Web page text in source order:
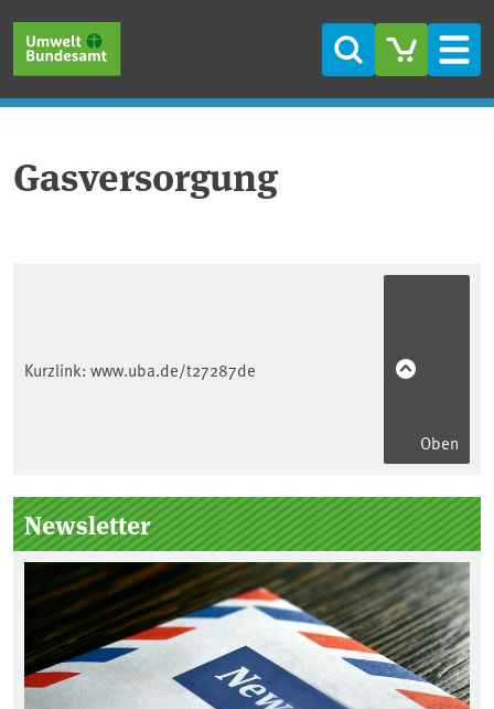
Suche
Gasversorgung
Kurzlink: www.uba.de/t27287de
Oben
Seitenleiste
Newsletter